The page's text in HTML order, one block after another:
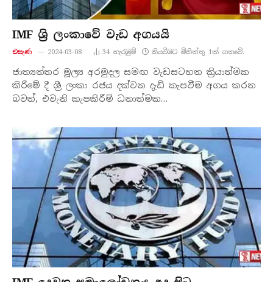
IMF ශ්‍රි ලංකාවේ වැඩ අගයයි
එසැණ 2024-03-08 34 නැරඹු​ම් කියවීමට මිනිත්තු 1ක් ගතවේ.
ජාත්‍යන්තර මූල්‍ය අරමුදල සමඟ වැඩසටහන ක්‍රියාත්මක
කිරිමේ දී ශ්‍රී ලංකා රජය දක්වන දැඩි කැපවීම අගය කරන
බවත්, එවැනි කැපකිරීම් ධනාත්මක…